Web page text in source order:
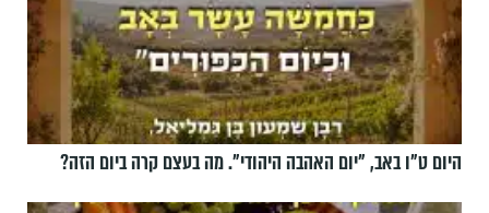
היום ט"ו באב, ”יום האהבה היהודי". מה בעצם קרה ביום הזה?